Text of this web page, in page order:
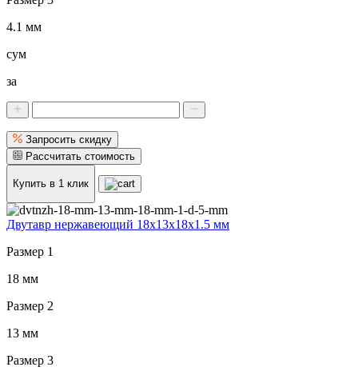
4.1 мм
сум
за
Запросить скидку
Рассчитать стоимость
Купить в 1 клик
Двутавр нержавеющий 18x13x18x1.5 мм
Размер 1
18 мм
Размер 2
13 мм
Размер 3